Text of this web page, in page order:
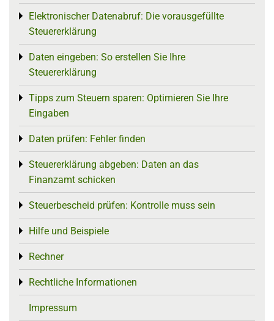
Elektronischer Datenabruf: Die vorausgefüllte
Steuererklärung
Toggle menu
Daten eingeben: So erstellen Sie Ihre
Steuererklärung
Toggle menu
Tipps zum Steuern sparen: Optimieren Sie Ihre
Eingaben
Toggle menu
Daten prüfen: Fehler finden
Toggle menu
Steuererklärung abgeben: Daten an das
Finanzamt schicken
Toggle menu
Steuerbescheid prüfen: Kontrolle muss sein
Toggle menu
Hilfe und Beispiele
Toggle menu
Rechner
Toggle menu
Rechtliche Informationen
Toggle menu
Impressum